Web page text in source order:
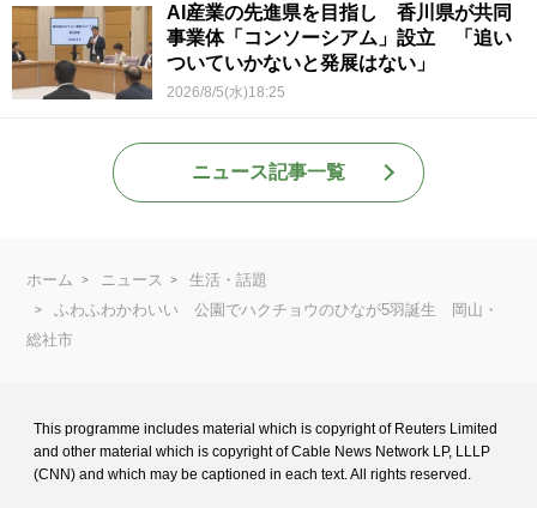
AI産業の先進県を目指し 香川県が共同
事業体「コンソーシアム」設立 「追い
ついていかないと発展はない」
2026/8/5(水)18:25
ニュース記事一覧
ホーム ニュース
生活・話題
ふわふわかわいい 公園でハクチョウのひなが5羽誕生 岡山・
総社市
This programme includes material which is copyright of Reuters Limited
and other material which is copyright of Cable News Network LP, LLLP
(CNN) and which may be captioned in each text. All rights reserved.